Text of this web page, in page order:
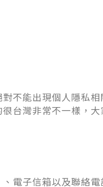
不能出現個人隱私相
台灣非常不一樣，大
電子信箱以及聯絡電